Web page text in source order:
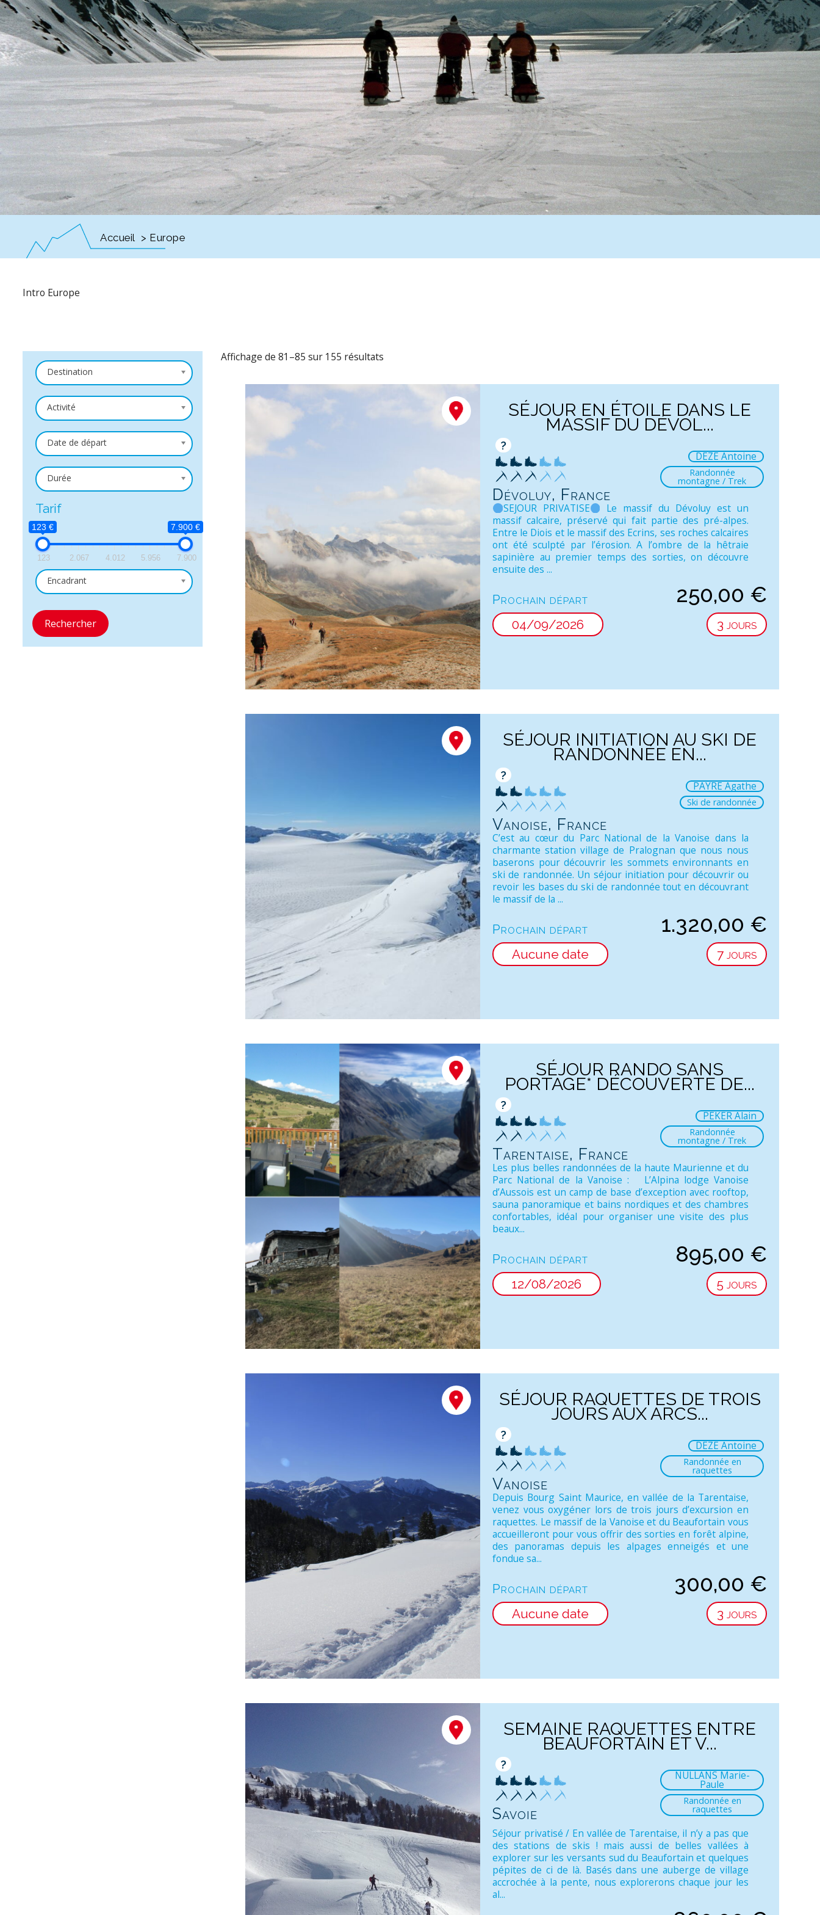
Accueil > Europe
Intro Europe
Destination
Activité
Date de départ
Durée
Tarif
123 € 7.900 €
123 2.067 4.012 5.956 7.900
Encadrant
Rechercher
Affichage de 81–85 sur 155 résultats
SÉJOUR EN ÉTOILE DANS LE
MASSIF DU DÉVOL...
?
Dévoluy, France
DEZE Antoine
Randonnée
montagne / Trek
SEJOUR PRIVATISE
Le massif du Dévoluy est un
massif calcaire, préservé qui fait partie des pré-alpes.
Entre le Diois et le massif des Ecrins, ses roches calcaires
ont été sculpté par l’érosion. A l’ombre de la hêtraie
sapinière au premier temps des sorties, on découvre
ensuite des ...
Prochain départ
04/09/2026
250,00 €
3 jours
SÉJOUR INITIATION AU SKI DE
RANDONNÉE EN...
?
Vanoise, France
PAYRE Agathe
Ski de randonnée
C’est au cœur du Parc National de la Vanoise dans la
charmante station village de Pralognan que nous nous
baserons pour découvrir les sommets environnants en
ski de randonnée. Un séjour initiation pour découvrir ou
revoir les bases du ski de randonnée tout en découvrant
le massif de la ...
Prochain départ
Aucune date
1.320,00 €
7 jours
SÉJOUR RANDO SANS
PORTAGE* DÉCOUVERTE DE...
?
Tarentaise, France
PEKER Alain
Randonnée
montagne / Trek
Les plus belles randonnées de la haute Maurienne et du
Parc National de la Vanoise : L’Alpina lodge Vanoise
d’Aussois est un camp de base d’exception avec rooftop,
sauna panoramique et bains nordiques et des chambres
confortables, idéal pour organiser une visite des plus
beaux...
Prochain départ
12/08/2026
895,00 €
5 jours
SÉJOUR RAQUETTES DE TROIS
JOURS AUX ARCS...
?
Vanoise
DEZE Antoine
Randonnée en
raquettes
Depuis Bourg Saint Maurice, en vallée de la Tarentaise,
venez vous oxygéner lors de trois jours d’excursion en
raquettes. Le massif de la Vanoise et du Beaufortain vous
accueilleront pour vous offrir des sorties en forêt alpine,
des panoramas depuis les alpages enneigés et une
fondue sa...
Prochain départ
Aucune date
300,00 €
3 jours
SEMAINE RAQUETTES ENTRE
BEAUFORTAIN ET V...
?
Savoie
NULLANS Marie-
Paule
Randonnée en
raquettes
Séjour privatisé / En vallée de Tarentaise, il n’y a pas que
des stations de skis ! mais aussi de belles vallées à
explorer sur les versants sud du Beaufortain et quelques
pépites de ci de là. Basés dans une auberge de village
accrochée à la pente, nous explorerons chaque jour les
al...